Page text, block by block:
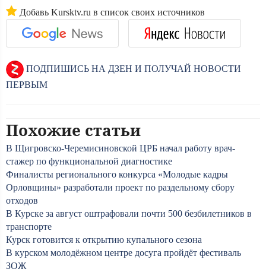
Добавь Kursktv.ru в список своих источников
ПОДПИШИСЬ НА ДЗЕН И ПОЛУЧАЙ НОВОСТИ
ПЕРВЫМ
Похожие статьи
В Щигровско-Черемисиновской ЦРБ начал работу врач-
стажер по функциональной диагностике
Финалисты регионального конкурса «Молодые кадры
Орловщины» разработали проект по раздельному сбору
отходов
В Курске за август оштрафовали почти 500 безбилетников в
транспорте
Курск готовится к открытию купального сезона
В курском молодёжном центре досуга пройдёт фестиваль
ЗОЖ